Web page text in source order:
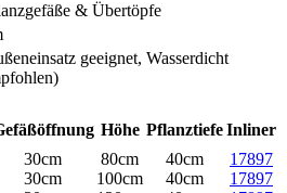
& Übertöpfe
geeignet, Wasserdicht
Höhe PflanztiefeInliner
30cm 80cm 40cm
17897
30cm 100cm 40cm
17897